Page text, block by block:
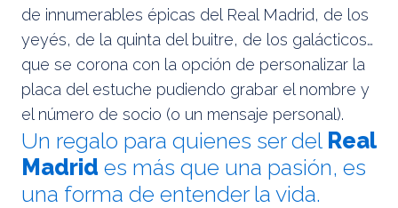
de innumerables épicas del Real Madrid, de los
yeyés, de la quinta del buitre, de los galácticos…
que se corona con la opción de personalizar la
placa del estuche pudiendo grabar el nombre y
el número de socio (o un mensaje personal).
Un regalo para quienes ser del Real
Madrid es más que una pasión, es
una forma de entender la vida.